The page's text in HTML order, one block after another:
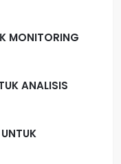
MONITORING
ANALISIS